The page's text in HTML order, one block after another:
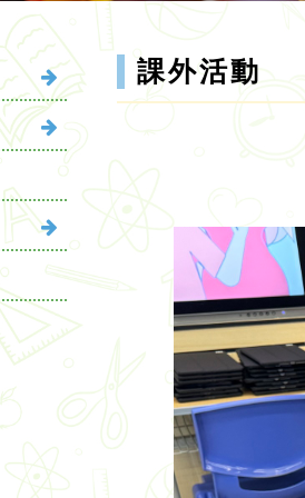
課外活動